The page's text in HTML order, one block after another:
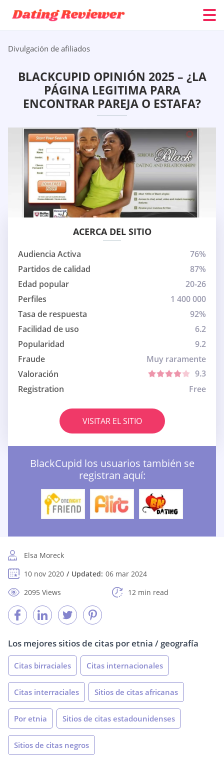
Divulgación de afiliados
BLACKCUPID OPINIÓN 2025 – ¿LA
PÁGINA LEGITIMA PARA
ENCONTRAR PAREJA O ESTAFA?
ACERCA DEL SITIO
Audiencia Activa
76%
Partidos de calidad
87%
Edad popular
20-26
Perfiles
1 400 000
Tasa de respuesta
92%
Facilidad de uso
6.2
Popularidad
9.2
Fraude
Muy raramente
Valoración
9.3
Registration
Free
VISITAR EL SITIO
BlackCupid los usuarios también se
registran aquí:
Elsa Moreck
10 nov 2020
Updated: 06 mar 2024
2095 Views
12 min read
Los mejores sitios de citas por etnia / geografía
Citas birraciales Citas internacionales
Citas interraciales Sitios de citas africanas
Por etnia Sitios de citas estadounidenses
Sitios de citas negros